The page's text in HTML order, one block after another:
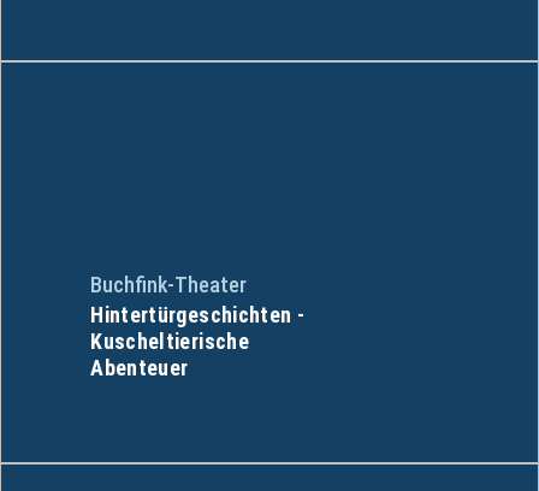
Buchfink-Theater
Hintertürgeschichten -
Kuscheltierische
Abenteuer